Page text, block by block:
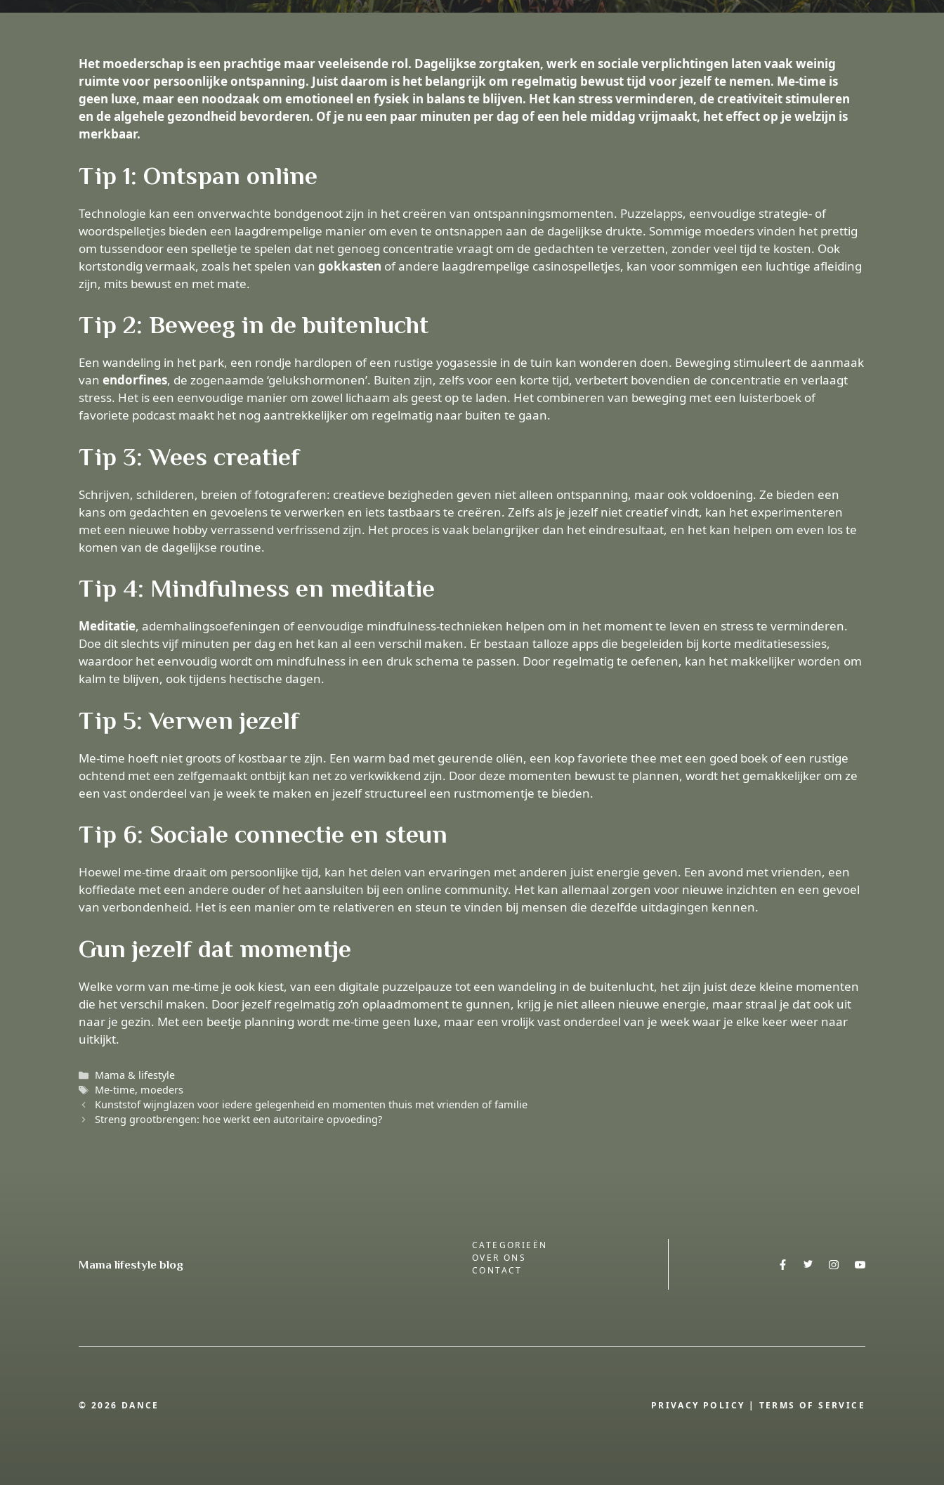
Het moederschap is een prachtige maar veeleisende rol. Dagelijkse zorgtaken, werk en sociale verplichtingen laten vaak weinig
ruimte voor persoonlijke ontspanning. Juist daarom is het belangrijk om regelmatig bewust tijd voor jezelf te nemen. Me-time is
geen luxe, maar een noodzaak om emotioneel en fysiek in balans te blijven. Het kan stress verminderen, de creativiteit stimuleren
en de algehele gezondheid bevorderen. Of je nu een paar minuten per dag of een hele middag vrijmaakt, het effect op je welzijn is
merkbaar.
Tip 1: Ontspan online
Technologie kan een onverwachte bondgenoot zijn in het creëren van ontspanningsmomenten. Puzzelapps, eenvoudige strategie- of
woordspelletjes bieden een laagdrempelige manier om even te ontsnappen aan de dagelijkse drukte. Sommige moeders vinden het prettig
om tussendoor een spelletje te spelen dat net genoeg concentratie vraagt om de gedachten te verzetten, zonder veel tijd te kosten. Ook
kortstondig vermaak, zoals het spelen van gokkasten of andere laagdrempelige casinospelletjes, kan voor sommigen een luchtige afleiding
zijn, mits bewust en met mate.
Tip 2: Beweeg in de buitenlucht
Een wandeling in het park, een rondje hardlopen of een rustige yogasessie in de tuin kan wonderen doen. Beweging stimuleert de aanmaak
van endorfines, de zogenaamde ‘gelukshormonen’. Buiten zijn, zelfs voor een korte tijd, verbetert bovendien de concentratie en verlaagt
stress. Het is een eenvoudige manier om zowel lichaam als geest op te laden. Het combineren van beweging met een luisterboek of
favoriete podcast maakt het nog aantrekkelijker om regelmatig naar buiten te gaan.
Tip 3: Wees creatief
Schrijven, schilderen, breien of fotograferen: creatieve bezigheden geven niet alleen ontspanning, maar ook voldoening. Ze bieden een
kans om gedachten en gevoelens te verwerken en iets tastbaars te creëren. Zelfs als je jezelf niet creatief vindt, kan het experimenteren
met een nieuwe hobby verrassend verfrissend zijn. Het proces is vaak belangrijker dan het eindresultaat, en het kan helpen om even los te
komen van de dagelijkse routine.
Tip 4: Mindfulness en meditatie
Meditatie, ademhalingsoefeningen of eenvoudige mindfulness-technieken helpen om in het moment te leven en stress te verminderen.
Doe dit slechts vijf minuten per dag en het kan al een verschil maken. Er bestaan talloze apps die begeleiden bij korte meditatiesessies,
waardoor het eenvoudig wordt om mindfulness in een druk schema te passen. Door regelmatig te oefenen, kan het makkelijker worden om
kalm te blijven, ook tijdens hectische dagen.
Tip 5: Verwen jezelf
Me-time hoeft niet groots of kostbaar te zijn. Een warm bad met geurende oliën, een kop favoriete thee met een goed boek of een rustige
ochtend met een zelfgemaakt ontbijt kan net zo verkwikkend zijn. Door deze momenten bewust te plannen, wordt het gemakkelijker om ze
een vast onderdeel van je week te maken en jezelf structureel een rustmomentje te bieden.
Tip 6: Sociale connectie en steun
Hoewel me-time draait om persoonlijke tijd, kan het delen van ervaringen met anderen juist energie geven. Een avond met vrienden, een
koffiedate met een andere ouder of het aansluiten bij een online community. Het kan allemaal zorgen voor nieuwe inzichten en een gevoel
van verbondenheid. Het is een manier om te relativeren en steun te vinden bij mensen die dezelfde uitdagingen kennen.
Gun jezelf dat momentje
Welke vorm van me-time je ook kiest, van een digitale puzzelpauze tot een wandeling in de buitenlucht, het zijn juist deze kleine momenten
die het verschil maken. Door jezelf regelmatig zo’n oplaadmoment te gunnen, krijg je niet alleen nieuwe energie, maar straal je dat ook uit
naar je gezin. Met een beetje planning wordt me-time geen luxe, maar een vrolijk vast onderdeel van je week waar je elke keer weer naar
uitkijkt.
Categorieën
Mama & lifestyle
Tags
Me-time, moeders
Kunststof wijnglazen voor iedere gelegenheid en momenten thuis met vrienden of familie
Streng grootbrengen: hoe werkt een autoritaire opvoeding?
Mama lifestyle blog
CATEGORIEËN
OVER ONS
CONTACT
© 2026 DANCE PRIVACY POLICY | TERMS OF SERVICE